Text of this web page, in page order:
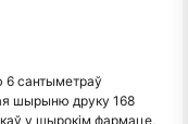
6 сантыметраў
шырыню друку 168
у шырокім фармаце,